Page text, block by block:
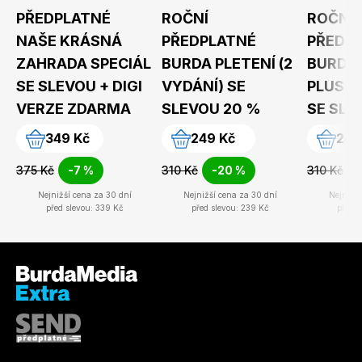
Toprecepty.cz
PŘEDPLATNÉ
NAŠE KRÁSNÁ
ZAHRADA SPECIÁL
SE SLEVOU + DIGI
VERZE ZDARMA
349 Kč
-7 %
375 Kč
Nejnižší cena za 30 dní
před slevou: 339 Kč
ROČNÍ
PŘEDPLATNÉ
BURDA PLETENÍ (2
VYDÁNÍ) SE
SLEVOU 20 %
249 Kč
-20 %
310 Kč
Nejnižší cena za 30 dní
před slevou: 239 Kč
ROČNÍ
BURDA
PLUS
SE
310 Kč
před